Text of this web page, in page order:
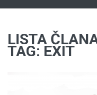
LISTA
TAG: EXIT